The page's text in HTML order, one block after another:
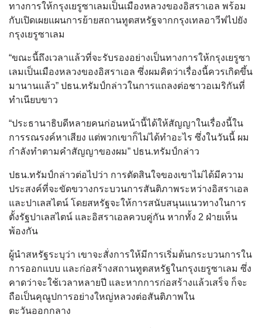
ทางการให้กรุงเยรูซาเลมเป็นเมืองหลวงของอิสราเอล พร้อม
กับเปิดเผยแผนการย้ายสถานทูตสหรัฐจากกรุงเทลอาวีฟไปยัง
กรุงเยรูซาเลม
“ขณะนี้ถึงเวลาแล้วที่จะรับรองอย่างเป็นทางการให้กรุงเยรูซา
เลมเป็นเมืองหลวงของอิสราเอล ซึ่งผมคิดว่าเรื่องนี้ควรเกิดขึ้น
มานานแล้ว” ปธน.ทรัมป์กล่าวในการแถลงต่อชาวอเมริกันที่
ทำเนียบขาว
“ประธานาธิบดีหลายคนก่อนหน้านี้ได้ให้สัญญาในเรื่องนี้ใน
การรณรงค์หาเสียง แต่พวกเขาก็ไม่ได้ทำอะไร ซึ่งในวันนี้ ผม
กำลังทำตามคำสัญญาของผม” ปธน.ทรัมป์กล่าว
ปธน.ทรัมป์กล่าวต่อไปว่า การตัดสินใจของเขาไม่ได้มีความ
ประสงค์ที่จะขัดขวางกระบวนการสันติภาพระหว่างอิสราเอล
และปาเลสไตน์ โดยสหรัฐจะให้การสนับสนุนแนวทางในการ
ตั้งรัฐปาเลสไตน์ และอิสราเอลควบคู่กัน หากทั้ง 2 ฝ่ายเห็น
พ้องกัน
ผู้นำสหรัฐระบุว่า เขาจะสั่งการให้มีการเริ่มต้นกระบวนการใน
การออกแบบ และก่อสร้างสถานทูตสหรัฐในกรุงเยรูซาเลม ซึ่ง
คาดว่าจะใช้เวลาหลายปี และหากการก่อสร้างแล้วเสร็จ ก็จะ
ถือเป็นคุณูปการอย่างใหญ่หลวงต่อสันติภาพใน
ตะวันออกกลาง